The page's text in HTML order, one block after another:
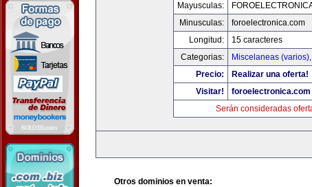
Mayusculas:
Minusculas:
foroelectronica.com
Longitud:
15 caracteres
Categorias:
Miscelaneas (varios),
Precio:
Realizar una oferta!
Visitar!
foroelectronica.com
Serán consideradas
Otros dominios en venta: